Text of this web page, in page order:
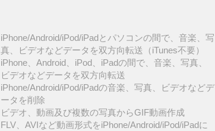
iPhone/Android/iPod/iPadとパソコンの間で、音楽、写
真、ビデオなどデータを双方向転送（iTunes不要）
iPhone、Android、iPod、iPadの間で、音楽、写真、
ビデオなどデータを双方向転送
iPhone/Android/iPod/iPadの音楽、写真、ビデオなどデ
ータを削除
ビデオ、動画及び複数の写真からGIF動画作成
FLV、AVIなど動画形式をiPhone/Android/iPod/iPadに